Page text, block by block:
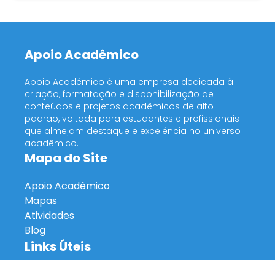
Apoio Acadêmico
Apoio Acadêmico é uma empresa dedicada à
criação, formatação e disponibilização de
conteúdos e projetos acadêmicos de alto
padrão, voltada para estudantes e profissionais
que almejam destaque e excelência no universo
acadêmico.
Mapa do Site
Apoio Acadêmico
Mapas
Atividades
Blog
Links Úteis